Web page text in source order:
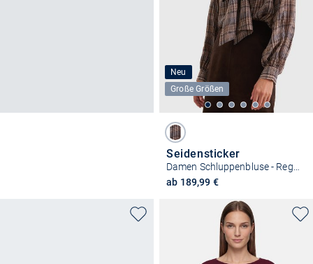
Neu
Große Größen
Seidensticker
ab 189,99 €